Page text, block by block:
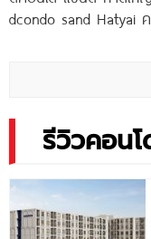
dcondo sand Hatyai
รีวิวคอนโ